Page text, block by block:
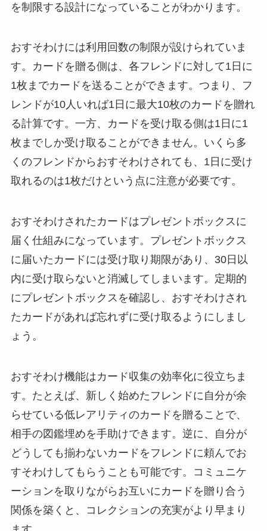
を制限する設計になっていることがわかります。
おすそわけには利用回数の制限が設けられていま
す。カードを贈る側は、各フレンドに対して1日に
1枚までカードを送ることができます。つまり、フ
レンドが10人いれば1日に最大10枚のカードを贈れ
る計算です。一方、カードを受け取る側は1日に1
枚までしか受け取ることができません。いくら多
くのフレンドからおすそわけされても、1日に受け
取れるのは1枚だけという点に注意が必要です。
おすそわけされたカードはプレゼントボックスに
届く仕組みになっています。プレゼントボックス
に届いたカードには受け取り期限があり、30日以
内に受け取らないと消滅してしまいます。定期的
にプレゼントボックスを確認し、おすそわけされ
たカードがあれば忘れずに受け取るようにしまし
ょう。
おすそわけ機能はカード収集の効率化に役立ちま
す。たとえば、新しく始めたフレンドに自分が余
らせている低レアリティのカードを贈ることで、
相手の図鑑埋めを手助けできます。逆に、自分が
どうしても揃わないカードをフレンドに頼んでお
すそわけしてもらうことも可能です。コミュニケ
ーションを取りながらお互いにカードを贈り合う
関係を築くと、コレクションの充実がより早まり